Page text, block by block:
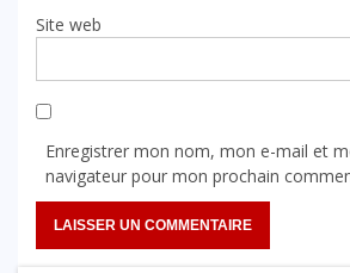
Site web
Enregistrer mon nom, mon e-mail et
navigateur pour mon prochain